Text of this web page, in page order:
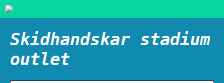
Skidhandskar stadium
outlet